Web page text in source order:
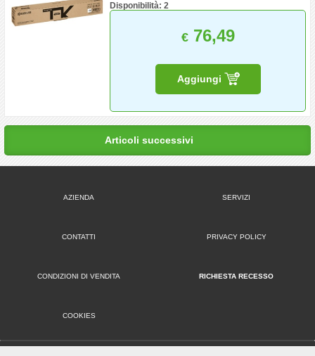
Disponibilità: 2
€76,49
Aggiungi
Articoli successivi
AZIENDA SERVIZI
CONTATTI PRIVACY POLICY
CONDIZIONI DI VENDITA RICHIESTA RECESSO
COOKIES